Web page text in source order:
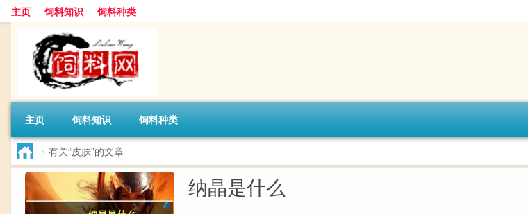
主页 饲料知识 饲料种类
主页 饲料知识 饲料种类
> 有关“皮肤”的文章
纳晶是什么